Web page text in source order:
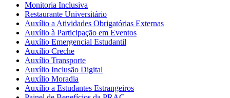
Monitoria Inclusiva
Restaurante Universitário
Auxílio a Atividades Obrigatórias Externas
Auxílio à Participação em Eventos
Auxílio Emergencial Estudantil
Auxílio Creche
Auxílio Transporte
Auxílio Inclusão Digital
Auxílio Moradia
Auxílio a Estudantes Estrangeiros